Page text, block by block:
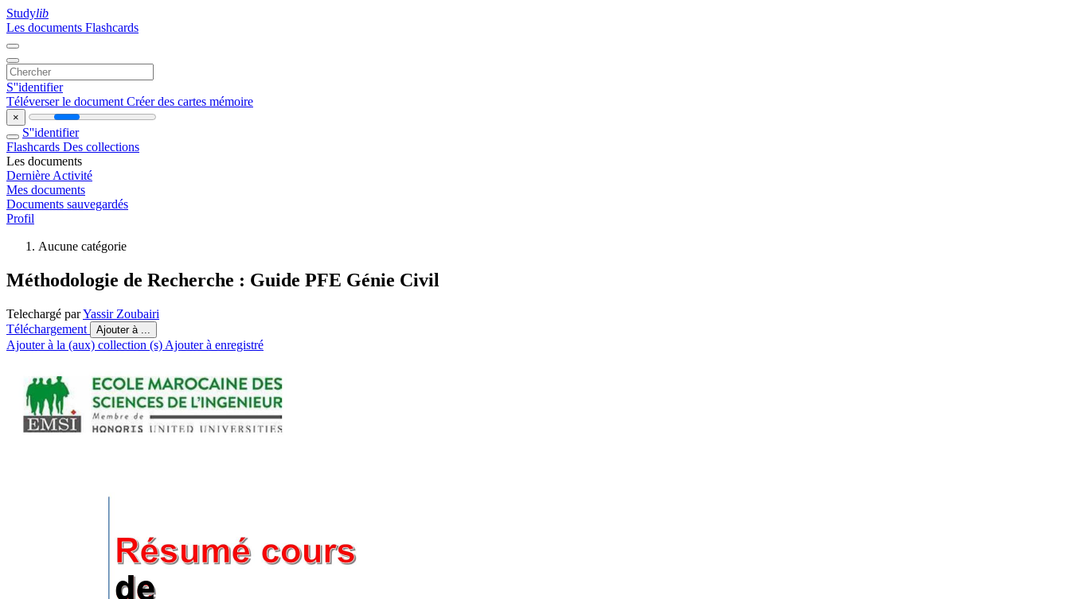
Studylib
Les documents Flashcards
S''identifier
Téléverser le document Créer des cartes mémoire
×
S''identifier
Flashcards Des collections
Les documents
Dernière Activité
Mes documents
Documents sauvegardés
Profil
Aucune catégorie
Méthodologie de Recherche : Guide PFE Génie Civil
Telechargé parYassir Zoubairi
Téléchargement
Ajouter à ...
Ajouter à la (aux) collection (s) Ajouter à enregistré
de